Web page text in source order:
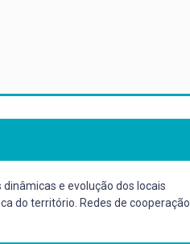
e evolução dos locais
do território. Redes de cooperação